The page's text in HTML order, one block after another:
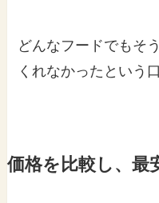
どんなフードでもそ
くれなかったという
価格を比較し、最